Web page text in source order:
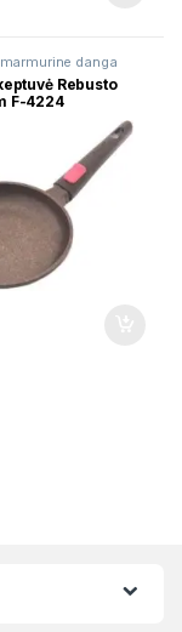
danga
Rebusto
F-4224